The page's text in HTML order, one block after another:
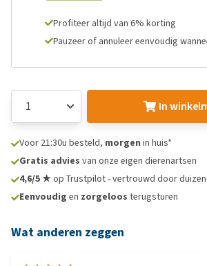
Profiteer altijd van 6% korting
Pauzeer of annuleer eenvoudig
In
Voor 21:30u besteld, morgen in huis*
Gratis advies van onze eigen dierenartsen
4,6/5 ★op Trustpilot - vertrouwd door
Eenvoudig en zorgeloos terugsturen
Wat anderen zeggen